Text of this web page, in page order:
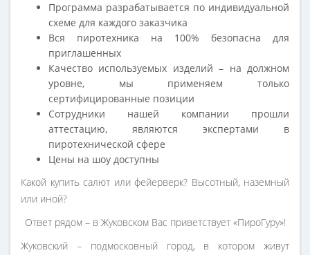
Программа разрабатывается по индивидуальной
схеме для каждого заказчика
Вся пиротехника на 100% безопасна для
приглашенных
Качество используемых изделий – на должном
уровне, мы применяем только
сертифицированные позиции
Сотрудники нашей компании прошли
аттестацию, являются экспертами в
пиротехнической сфере
Цены на шоу доступны
Какой купить салют или фейерверк? Высотный, наземный
или иной?
Ответ рядом – в Жуковском Вас приветствует «ПироГуру»!
Жуковский – подмосковный город, в котором живут